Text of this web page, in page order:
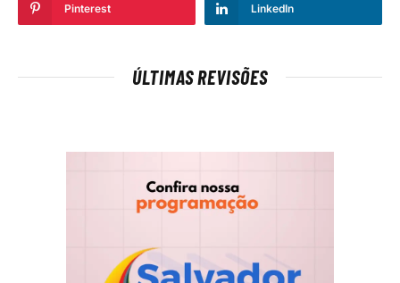
Pinterest LinkedIn
ÚLTIMAS REVISÕES